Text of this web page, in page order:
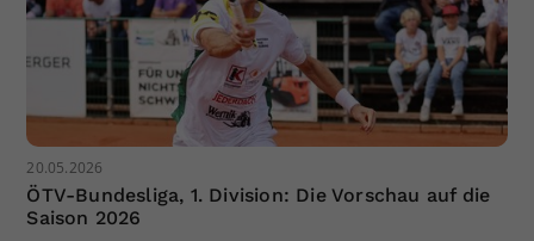
20.05.2026
ÖTV-Bundesliga, 1. Division: Die Vorschau auf die
Saison 2026